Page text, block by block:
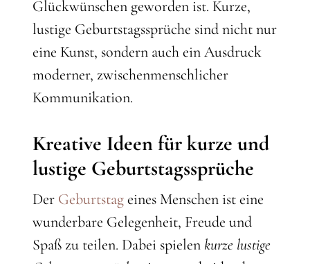
Glückwünschen geworden ist. Kurze,
lustige Geburtstagssprüche sind nicht nur
eine Kunst, sondern auch ein Ausdruck
moderner, zwischenmenschlicher
Kommunikation.
Kreative Ideen für kurze und
lustige Geburtstagssprüche
Der Geburtstageines Menschen ist eine
wunderbare Gelegenheit, Freude und
Spaß zu teilen. Dabei spielen kurze lustige